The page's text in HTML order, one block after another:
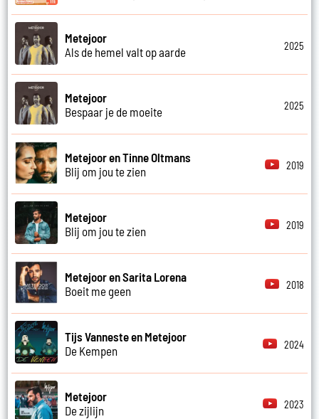
Metejoor
Als de hemel valt op aarde
2025
Metejoor
Bespaar je de moeite
2025
Metejoor en Tinne Oltmans
Blij om jou te zien
2019
Metejoor
Blij om jou te zien
2019
Metejoor en Sarita Lorena
Boeit me geen
2018
Tijs Vanneste en Metejoor
De Kempen
2024
Metejoor
De zijlijn
2023